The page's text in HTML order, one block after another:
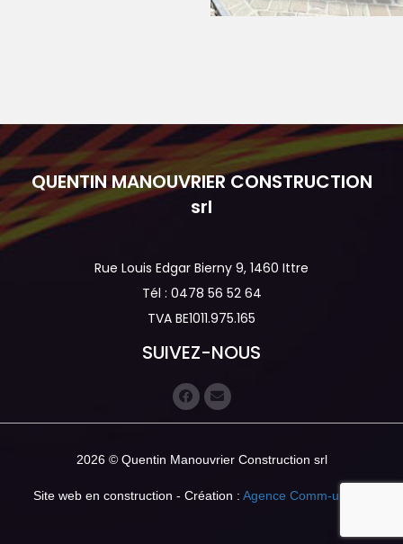
QUENTIN MANOUVRIER CONSTRUCTION
srl
Rue Louis Edgar Bierny 9, 1460 Ittre
Tél : 0478 56 52 64
TVA BE1011.975.165
SUIVEZ-NOUS
2026 © Quentin Manouvrier Construction srl
Site web en construction - Création : Agence Comm-unique